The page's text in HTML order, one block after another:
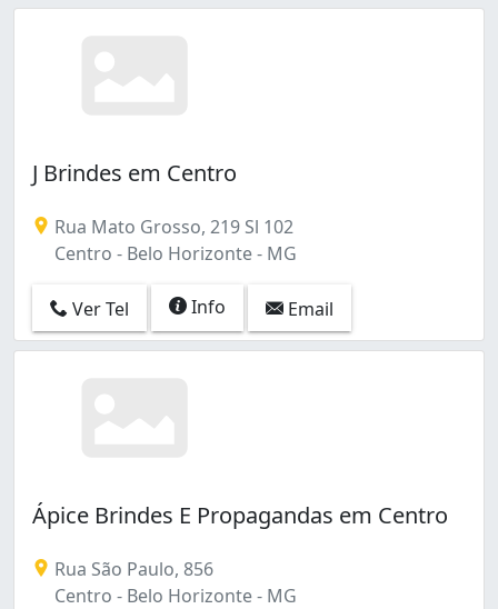
J Brindes em Centro
Rua Mato Grosso, 219 Sl 102
Centro - Belo Horizonte - MG
Ver Tel Info Email
Ápice Brindes E Propagandas em Centro
Rua São Paulo, 856
Centro - Belo Horizonte - MG